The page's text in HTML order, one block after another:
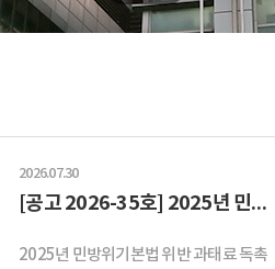
2026.07.30
[공고 2026-35호] 2025년 민방위기본법...
2025년 민방위기본법 위반 과태료 독촉